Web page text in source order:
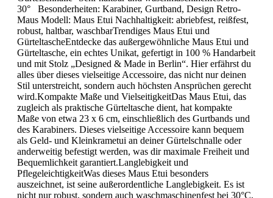
30° Besonderheiten: Karabiner, Gurtband, Design Retro-
Maus Modell: Maus Etui Nachhaltigkeit: abriebfest, reißfest,
robust, haltbar, waschbarTrendiges Maus Etui und
GürteltascheEntdecke das außergewöhnliche Maus Etui und
Gürteltasche, ein echtes Unikat, gefertigt in 100 % Handarbeit
und mit Stolz „Designed & Made in Berlin“. Hier erfährst du
alles über dieses vielseitige Accessoire, das nicht nur deinen
Stil unterstreicht, sondern auch höchsten Ansprüchen gerecht
wird.Kompakte Maße und VielseitigkeitDas Maus Etui, das
zugleich als praktische Gürteltasche dient, hat kompakte
Maße von etwa 23 x 6 cm, einschließlich des Gurtbands und
des Karabiners. Dieses vielseitige Accessoire kann bequem
als Geld- und Kleinkrametui an deiner Gürtelschnalle oder
anderweitig befestigt werden, was dir maximale Freiheit und
Bequemlichkeit garantiert.Langlebigkeit und
PflegeleichtigkeitWas dieses Maus Etui besonders
auszeichnet, ist seine außerordentliche Langlebigkeit. Es ist
nicht nur robust, sondern auch waschmaschinenfest bei 30°C,